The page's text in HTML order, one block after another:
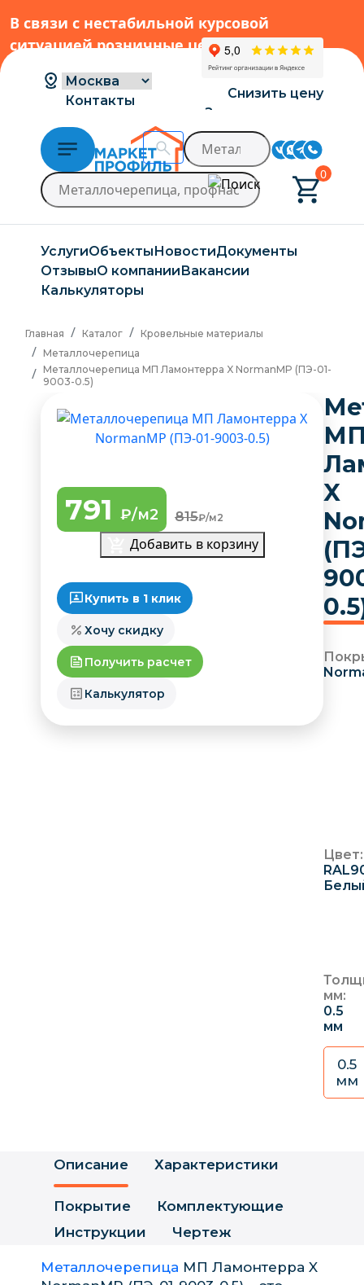
В связи с нестабильной курсовой
ситуацией розничные цены могут
меняться, просим Вас уточнять цены у
наших менеджеров.
Контакты
Снизить цену
Заказать расчет
Доставка и оплата
0
УслугиОбъектыНовостиДокументы
ОтзывыО компанииВакансии
Калькуляторы
Главная Каталог
Кровельные материалы
Металлочерепица
Металлочерепица МП Ламонтерра X NormanMP (ПЭ-01-
9003-0.5)
791 ₽/м2 815₽/м2
Добавить в корзину
Купить в 1 клик
Хочу скидку
Получить расчет
Калькулятор
X
Цвет:
мм:
0.5
мм
0.5
мм
Описание Характеристики
Покрытие
Комплектующие
Инструкции
Чертеж
Металлочерепица МП Ламонтерра X